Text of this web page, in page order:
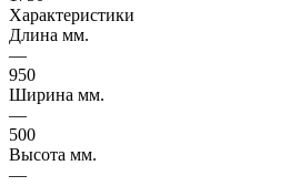
Характеристики
Длина мм.
—
950
Ширина мм.
—
500
Высота мм.
—